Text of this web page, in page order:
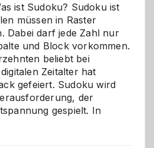
ist Sudoku? Sudoku ist
müssen in Raster
Dabei darf jede Zahl nur
und Block vorkommen.
beliebt bei
Zeitalter hat
gefeiert. Sudoku wird
der
gespielt. In